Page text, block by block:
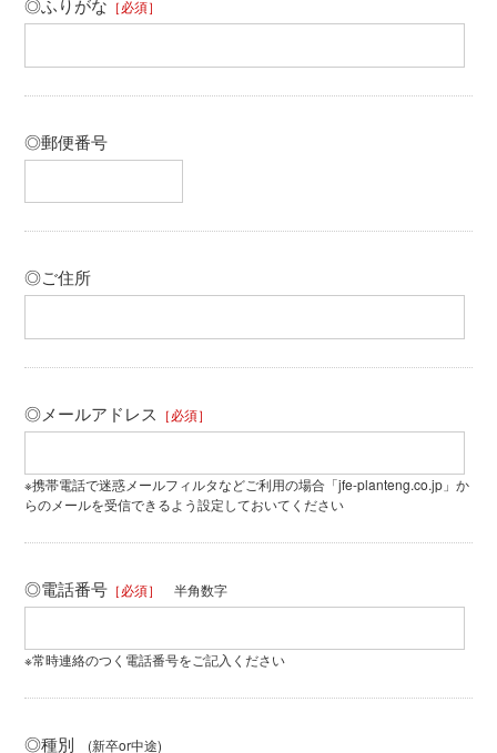
◎ふりがな ［必須］
◎郵便番号
◎ご住所
◎メールアドレス ［必須］
※携帯電話で迷惑メールフィルタなどご利用の場合「jfe-planteng.co.jp」か
らのメールを受信できるよう設定しておいてください
◎電話番号 ［必須］ 半角数字
※常時連絡のつく電話番号をご記入ください
◎種別 (新卒or中途)